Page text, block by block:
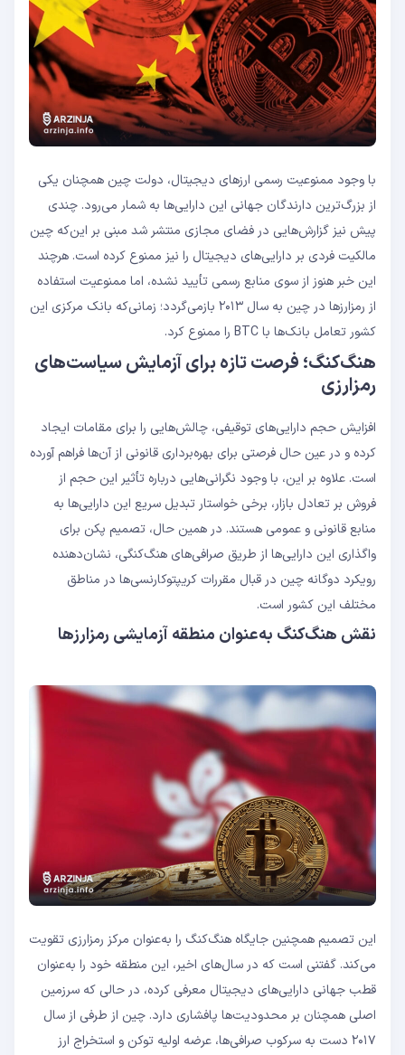
با وجود ممنوعیت رسمی ارزهای دیجیتال، دولت چین همچنان یکی
از بزرگ‌ترین دارندگان جهانی این دارایی‌ها به شمار می‌رود. چندی
پیش نیز گزارش‌هایی در فضای مجازی منتشر شد مبنی بر این‌که چین
مالکیت فردی بر دارایی‌های دیجیتال را نیز ممنوع کرده است. هرچند
این خبر هنوز از سوی منابع رسمی تأیید نشده، اما ممنوعیت استفاده
از رمزارزها در چین به سال ۲۰۱۳ بازمی‌گردد؛ زمانی‌که بانک مرکزی این
کشور تعامل بانک‌ها با BTC را ممنوع کرد.
هنگ‌کنگ؛ فرصت تازه برای آزمایش سیاست‌های
رمزارزی
افزایش حجم دارایی‌های توقیفی، چالش‌هایی را برای مقامات ایجاد
کرده و در عین حال فرصتی برای بهره‌برداری قانونی از آن‌ها فراهم آورده
است. علاوه بر این، با وجود نگرانی‌هایی درباره تأثیر این حجم از
فروش بر تعادل بازار، برخی خواستار تبدیل سریع این دارایی‌ها به
منابع قانونی و عمومی هستند. در همین حال، تصمیم پکن برای
واگذاری این دارایی‌ها از طریق صرافی‌های هنگ‌کنگی، نشان‌دهنده
رویکرد دوگانه چین در قبال مقررات کریپتوکارنسی‌ها در مناطق
مختلف این کشور است.
نقش هنگ‌کنگ به‌عنوان منطقه آزمایشی رمزارزها
این تصمیم همچنین جایگاه هنگ‌کنگ را به‌عنوان مرکز رمزارزی تقویت
می‌کند. گفتنی است که در سال‌های اخیر، این منطقه خود را به‌عنوان
قطب جهانی دارایی‌های دیجیتال معرفی کرده، در حالی که سرزمین
اصلی همچنان بر محدودیت‌ها پافشاری دارد. چین از طرفی از سال
۲۰۱۷ دست به سرکوب صرافی‌ها، عرضه اولیه توکن و استخراج ارز